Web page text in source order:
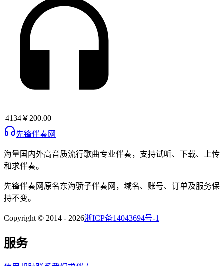
4134￥200.00
先锋伴奏网
海量国内外高音质流行歌曲专业伴奏，支持试听、下载、上传
和求伴奏。
先锋伴奏网 原名东海骄子伴奏网 ，域名、账号、订单及服务保
持不变。
Copyright © 2014 - 2026浙ICP备14043694号-1
服务